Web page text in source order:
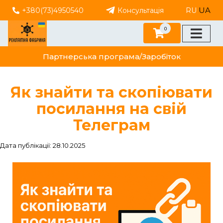
+380(73)4950540 Консультація RU UA
Партнерська програма/Заробіток
0
Як знайти та скопіювати
посилання на свій
Телеграм
Дата публікації: 28.10.2025